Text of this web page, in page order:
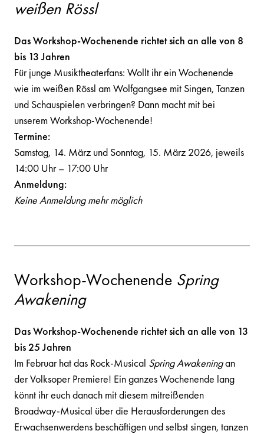
weißen Rössl
Das Workshop-Wochenende richtet sich an alle von 8
bis 13 Jahren
Für junge Musiktheaterfans: Wollt ihr ein Wochenende
wie im weißen Rössl am Wolfgangsee mit Singen, Tanzen
und Schauspielen verbringen? Dann macht mit bei
unserem Workshop-Wochenende!
Termine:
Samstag, 14. März und Sonntag, 15. März 2026, jeweils
14:00 Uhr – 17:00 Uhr
Anmeldung:
Keine Anmeldung mehr möglich
Workshop-Wochenende Spring
Awakening
Das Workshop-Wochenende richtet sich an alle von 13
bis 25 Jahren
Im Februar hat das Rock-Musical Spring Awakeningan
der Volksoper Premiere! Ein ganzes Wochenende lang
könnt ihr euch danach mit diesem mitreißenden
Broadway-Musical über die Herausforderungen des
Erwachsenwerdens beschäftigen und selbst singen, tanzen